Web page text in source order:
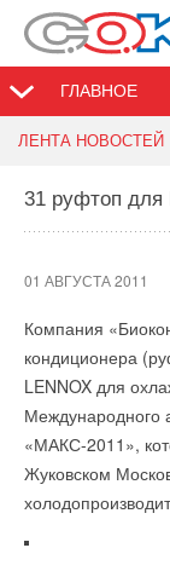
ГЛАВНОЕ
ЛЕНТА НОВОСТЕЙ
31 руфтоп
01 АВГУСТА 2011
Компания
кондиционера
LENNOX для
Международного
«МАКС-2011»,
Жуковском
29 ИЮЛЯ 2011
смеситель для
который с
недавнего
времени
выпускает
компания
Dornbracht
помогает снизить
потребление
горячей воды.
Российско-
28 ИЮЛЯ 2011
открылся форум
экономики". В
министр
регионального
правления
Штефан Колер и
После
делегатам
ЖКХ. Среди них: